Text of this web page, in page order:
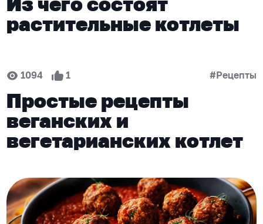
растительные котлеты
1094 1 #Рецепты
Простые рецепты
веганских и
вегетарианских котлет